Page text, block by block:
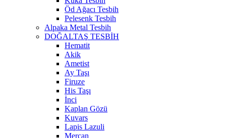
Öd Ağacı Tesbih
Pelesenk Tesbih
Alpaka Metal Tesbih
DOĞALTAŞ TESBİH
Hematit
Akik
Ametist
Ay Taşı
Firuze
His Taşı
İnci
Kaplan Gözü
Kuvars
Lapis Lazuli
Mercan